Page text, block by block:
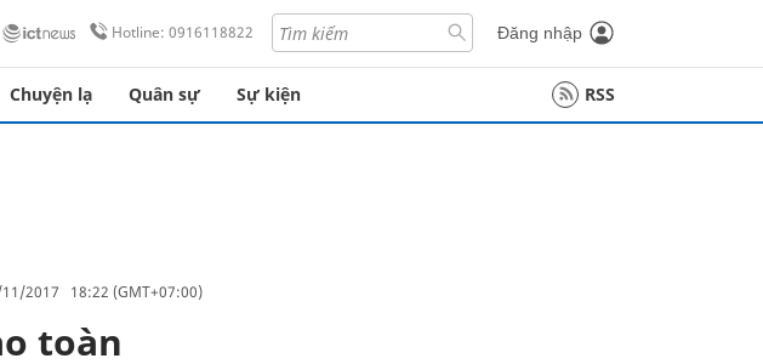
Hotline: 0916118822 Đăng nhập
Chuyện lạ Quân sự Sự kiện RSS
2017 18:22 (GMT+07:00)
toàn